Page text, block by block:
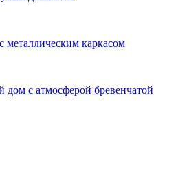
каркасом
с атмосферой бревенчатой